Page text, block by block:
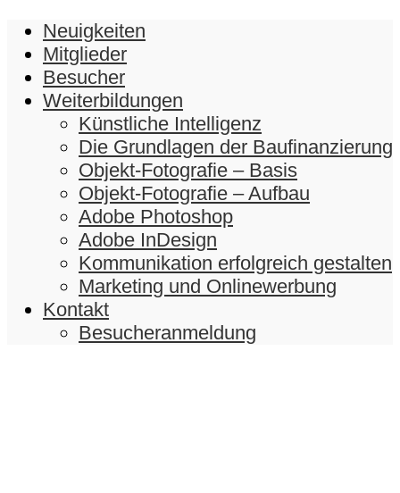
Neuigkeiten
Mitglieder
Besucher
Weiterbildungen
Künstliche Intelligenz
Die Grundlagen der Baufinanzierung
Objekt-Fotografie – Basis
Objekt-Fotografie – Aufbau
Adobe Photoshop
Adobe InDesign
Kommunikation erfolgreich gestalten
Marketing und Onlinewerbung
Kontakt
Besucheranmeldung